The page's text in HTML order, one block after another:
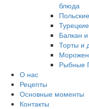
блюда
Балкан
Торты и
Рыбные
О нас
Рецепты
Основные моменты
Контакты